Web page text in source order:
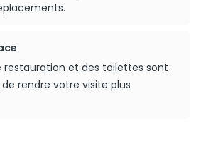
restauration et des toilettes sont
rendre votre visite plus